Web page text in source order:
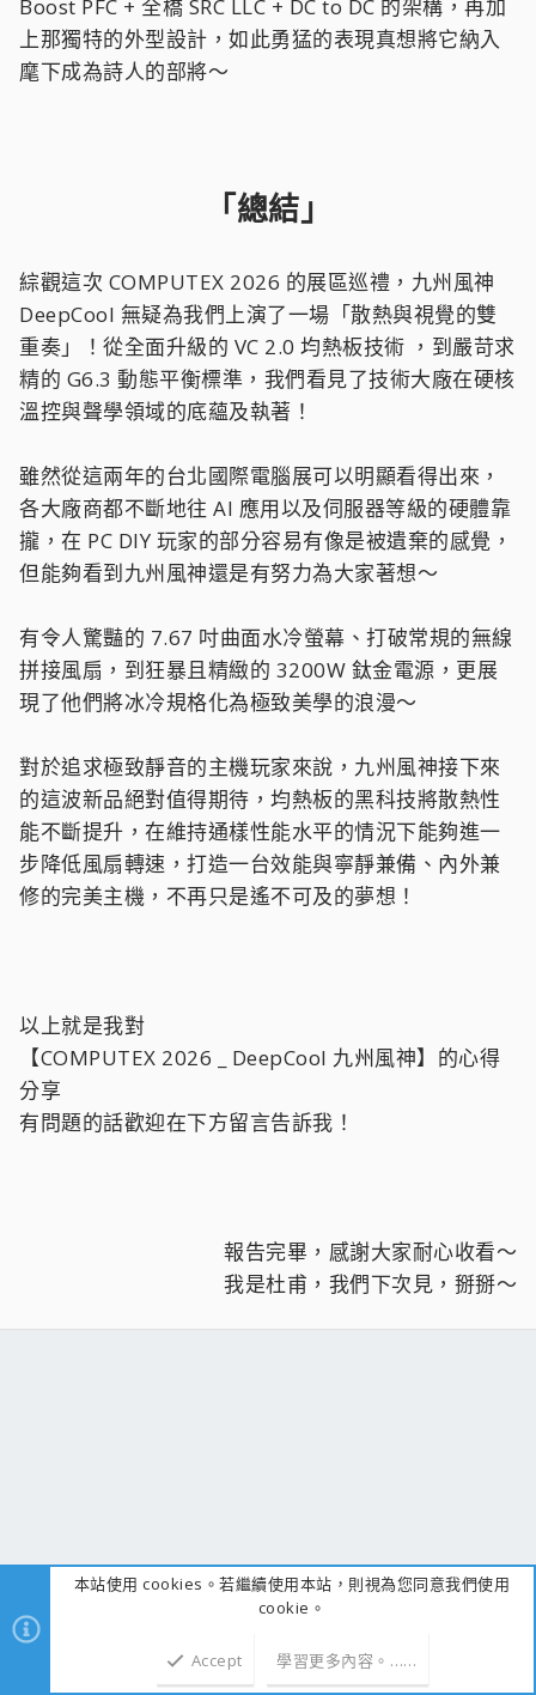
Boost PFC + 全橋 SRC LLC + DC to DC 的架構，再加
上那獨特的外型設計，如此勇猛的表現真想將它納入
麾下成為詩人的部將～
「總結」
綜觀這次 COMPUTEX 2026 的展區巡禮，九州風神
DeepCool 無疑為我們上演了一場「散熱與視覺的雙
重奏」！從全面升級的 VC 2.0 均熱板技術 ，到嚴苛求
精的 G6.3 動態平衡標準，我們看見了技術大廠在硬核
溫控與聲學領域的底蘊及執著！
雖然從這兩年的台北國際電腦展可以明顯看得出來，
各大廠商都不斷地往 AI 應用以及伺服器等級的硬體靠
攏，在 PC DIY 玩家的部分容易有像是被遺棄的感覺，
但能夠看到九州風神還是有努力為大家著想～
有令人驚豔的 7.67 吋曲面水冷螢幕、打破常規的無線
拼接風扇，到狂暴且精緻的 3200W 鈦金電源，更展
現了他們將冰冷規格化為極致美學的浪漫～
對於追求極致靜音的主機玩家來說，九州風神接下來
的這波新品絕對值得期待，均熱板的黑科技將散熱性
能不斷提升，在維持通樣性能水平的情況下能夠進一
步降低風扇轉速，打造一台效能與寧靜兼備、內外兼
修的完美主機，不再只是遙不可及的夢想！
以上就是我對
【COMPUTEX 2026 _ DeepCool 九州風神】的心得
分享
有問題的話歡迎在下方留言告訴我！
報告完畢，感謝大家耐心收看～
我是杜甫，我們下次見，掰掰～​
本站使用 cookies。若繼續使用本站，則視為您同意我們使用
cookie。
Accept 學習更多內容。……